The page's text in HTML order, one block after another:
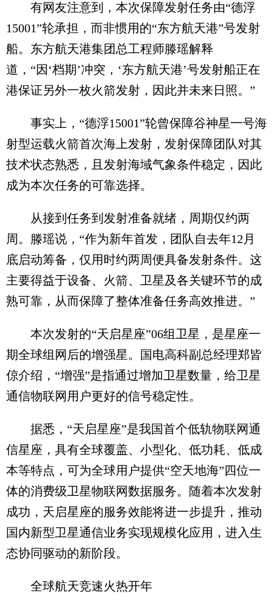
有网友注意到，本次保障发射任务由“德浮
15001”轮承担，而非惯用的“东方航天港”号发射
船。东方航天港集团总工程师滕瑶解释
道，“因‘档期’冲突，‘东方航天港’号发射船正在
港保证另外一枚火箭发射，因此并未来日照。”
事实上，“德浮15001”轮曾保障谷神星一号海
射型运载火箭首次海上发射，发射保障团队对其
技术状态熟悉，且发射海域气象条件稳定，因此
成为本次任务的可靠选择。
从接到任务到发射准备就绪，周期仅约两
周。滕瑶说，“作为新年首发，团队自去年12月
底启动筹备，仅用时约两周便具备发射条件。这
主要得益于设备、火箭、卫星及各关键环节的成
熟可靠，从而保障了整体准备任务高效推进。”
本次发射的“天启星座”06组卫星，是星座一
期全球组网后的增强星。国电高科副总经理郑皆
倞介绍，“增强”是指通过增加卫星数量，给卫星
通信物联网用户更好的信号稳定性。
据悉，“天启星座”是我国首个低轨物联网通
信星座，具有全球覆盖、小型化、低功耗、低成
本等特点，可为全球用户提供“空天地海”四位一
体的消费级卫星物联网数据服务。随着本次发射
成功，天启星座的服务效能将进一步提升，推动
国内新型卫星通信业务实现规模化应用，进入生
态协同驱动的新阶段。
全球航天竞速火热开年